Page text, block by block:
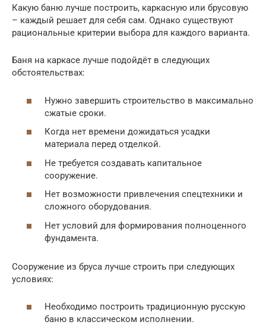
Какую баню лучше построить, каркасную или брусовую
– каждый решает для себя сам. Однако существуют
рациональные критерии выбора для каждого варианта.
Баня на каркасе лучше подойдёт в следующих
обстоятельствах:
Нужно завершить строительство в максимально
сжатые сроки.
Когда нет времени дожидаться усадки
материала перед отделкой.
Не требуется создавать капитальное
сооружение.
Нет возможности привлечения спецтехники и
сложного оборудования.
Нет условий для формирования полноценного
фундамента.
Сооружение из бруса лучше строить при следующих
условиях:
Необходимо построить традиционную русскую
баню в классическом исполнении.